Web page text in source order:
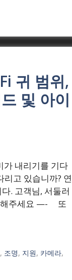
귀 범위,
및 아이
내리기를 기다
고 있습니까? 연
. 고객님, 서둘러
해주세요 —- 또
, 조명, 지원, 카메라,